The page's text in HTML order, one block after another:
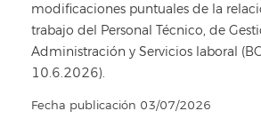
modificaciones puntuales de la
trabajo del Personal Técnico, de
Administración y Servicios laboral
10.6.2026).
Fecha publicación 03/07/2026